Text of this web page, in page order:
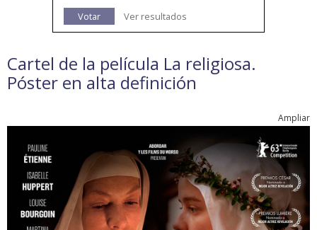
Votar
Ver resultados
Cartel de la película La religiosa.
Póster en alta definición
Ampliar